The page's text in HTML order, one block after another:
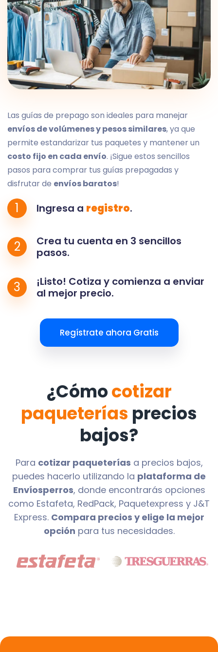
Las guías de prepago son ideales para manejar
envíos de volúmenes y pesos similares, ya que
permite estandarizar tus paquetes y mantener un
costo fijo en cada envío. ¡Sigue estos sencillos
pasos para comprar tus guías prepagadas y
disfrutar de envíos baratos!
1 Ingresa a registro.
2
Crea tu cuenta en 3 sencillos
pasos.
3
¡Listo! Cotiza y comienza a enviar
al mejor precio.
Regístrate ahora Gratis
¿Cómocotizar
paqueterías precios
bajos?
Para cotizar paqueterías a precios bajos,
puedes hacerlo utilizando la plataforma de
Envíosperros, donde encontrarás opciones
como Estafeta, RedPack, Paquetexpress y J&T
Express. Compara precios y elige la mejor
opción para tus necesidades.